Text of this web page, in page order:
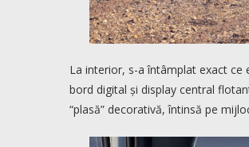
La interior, s-a întâmplat exact ce
bord digital și display central
“plasă” decorativă, întinsă pe